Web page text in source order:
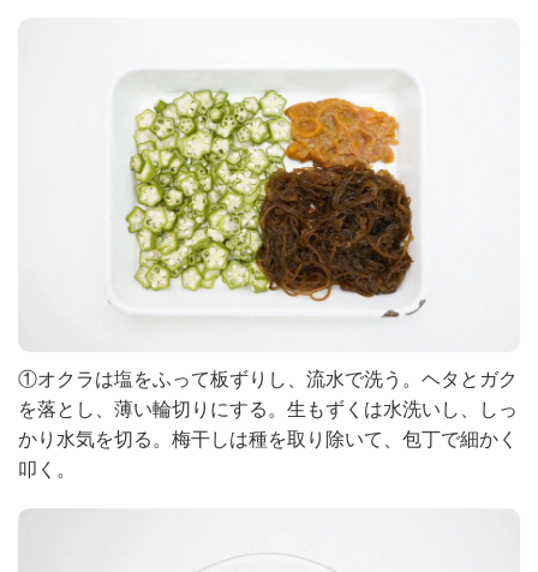
①オクラは塩をふって板ずりし、流水で洗う。ヘタとガク
を落とし、薄い輪切りにする。生もずくは水洗いし、しっ
かり水気を切る。梅干しは種を取り除いて、包丁で細かく
叩く。